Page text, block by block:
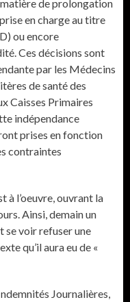
de prolongation
en charge au titre
ou encore
Ces décisions sont
par les Médecins
de santé des
Caisses Primaires
indépendance
prises en fonction
contraintes
à l’oeuvre, ouvrant la
Ainsi, demain un
se voir refuser une
qu’il aura eu de «
Journalières,